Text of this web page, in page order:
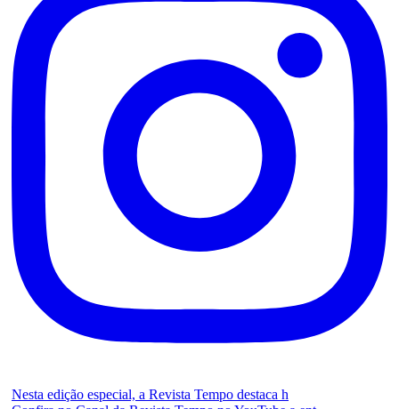
Nesta edição especial, a Revista Tempo destaca h